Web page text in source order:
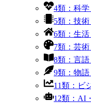
4類：科
5類：技
6類：生
7類：芸
8類：言
9類：物
11類：ビ
12類：AI